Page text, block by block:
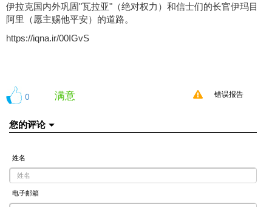
伊拉克国内外巩固"瓦拉亚"（绝对权力）和信士们的长官伊玛目
阿里（愿主赐他平安）的道路。
https://iqna.ir/00IGvS
0 满意 错误报告
您的评论
姓名
电子邮箱